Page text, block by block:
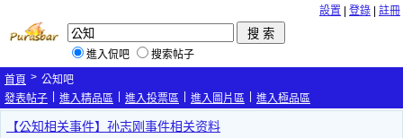
設置 登錄 註冊
進入侃吧
搜索帖子
首頁 > 公知吧
發表帖子
進入精品區 進入投票區 進入圖片區 進入極品區
【公知相关事件】孙志刚事件相关资料